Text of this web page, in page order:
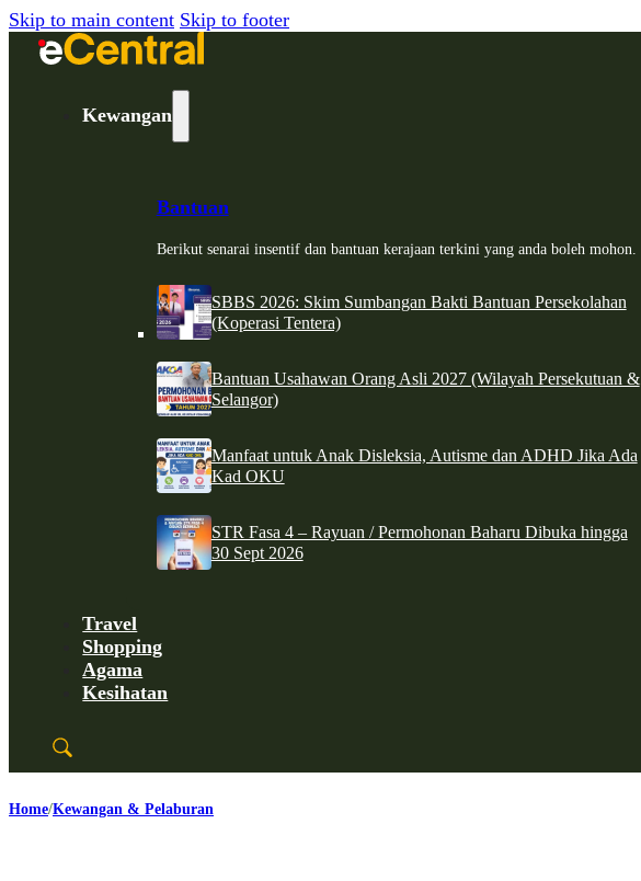
Skip to main content Skip to footer
Kewangan
Bantuan
Berikut senarai insentif dan bantuan kerajaan terkini yang anda boleh mohon.
SBBS 2026: Skim Sumbangan Bakti Bantuan Persekolahan
(Koperasi Tentera)
Bantuan Usahawan Orang Asli 2027 (Wilayah Persekutuan &
Selangor)
Manfaat untuk Anak Disleksia, Autisme dan ADHD Jika Ada
Kad OKU
STR Fasa 4 – Rayuan / Permohonan Baharu Dibuka hingga
30 Sept 2026
Travel
Shopping
Agama
Kesihatan
Home Kewangan & Pelaburan